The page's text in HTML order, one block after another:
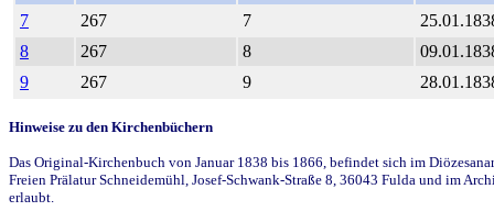
7
267 7
8
267 8
9
267 9
Hinweise zu den Kirchenbüchern
Das Original-Kirchenbuch von Januar 1838 bis 1866, befindet sich im
Freien Prälatur Schneidemühl, Josef-Schwank-Straße 8, 36043 Fulda und im
erlaubt.